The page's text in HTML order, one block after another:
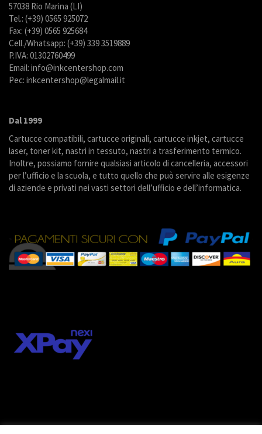
57038 Rio Marina (LI)
Tel.: (+39) 0565 925072
Fax: (+39) 0565 925684
Cell./Whatsapp: (+39) 339 3519889
P.IVA: 01302760499
Email: info@inkcentershop.com
Pec: inkcentershop@legalmail.it
Dal 1999
Cartucce compatibili, cartucce originali, cartucce inkjet, cartucce
laser, toner kit, nastri in tessuto, nastri a trasferimento termico.
Inoltre, possiamo fornire qualsiasi articolo di cancelleria, accessori
per l’ufficio e la scuola, e tutto quello che può servire alle esigenze
di aziende e privati nei vasti settori dell’ufficio e dell’informatica.